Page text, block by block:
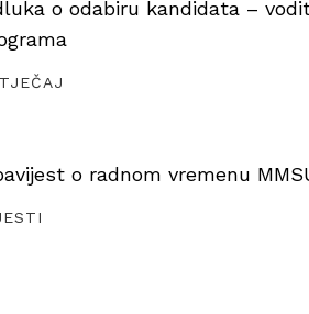
o odabiru kandidata –
o radnom vremenu